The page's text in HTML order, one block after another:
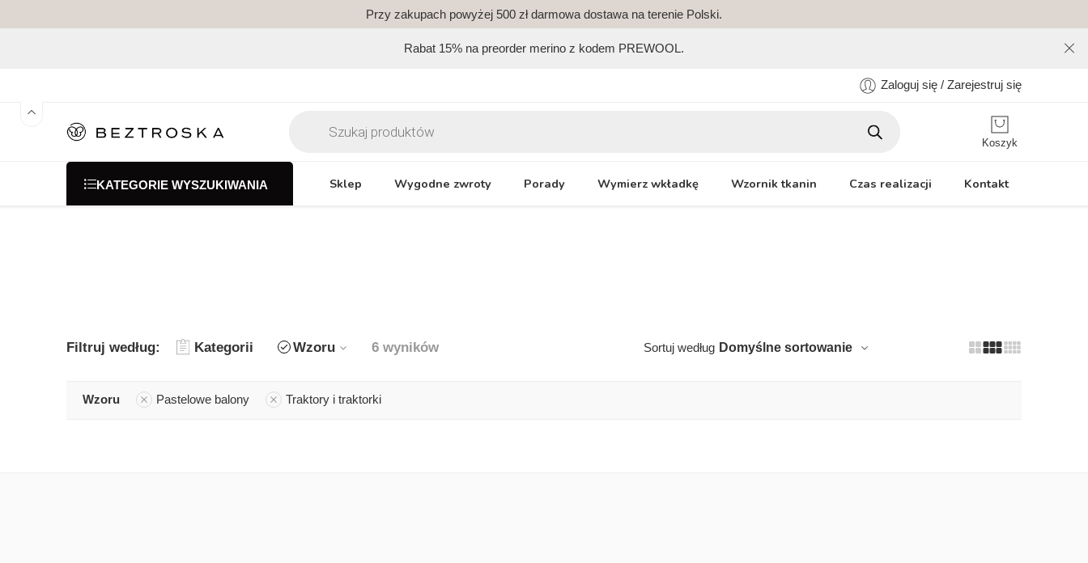
Przy zakupach powyżej 500 zł darmowa dostawa na terenie Polski.
Rabat 15% na preorder merino z kodem PREWOOL.
Zaloguj się / Zarejestruj się
Koszyk
KATEGORIE WYSZUKIWANIA Sklep Wygodne zwroty Porady Wymierz wkładkę Wzornik tkanin Czas realizacji Kontakt
Filtruj według: Kategorii Wzoru 6 wyników Sortuj według Domyślne sortowanie
Wzoru Pastelowe balony Traktory i traktorki